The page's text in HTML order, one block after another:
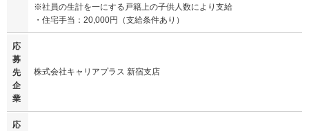
※社員の生計を一にする戸籍上の子供人数により支給
・住宅手当：20,000円（支給条件あり）
応
募
先
企
業
株式会社キャリアプラス 新宿支店
応